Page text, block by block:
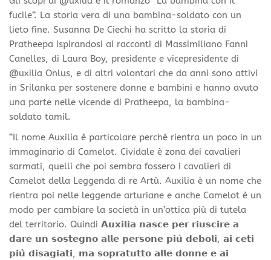
fucile”. La storia vera di una bambina-soldato con un
lieto fine. Susanna De Ciechi ha scritto la storia di
Pratheepa ispirandosi ai racconti di Massimiliano Fanni
Canelles, di Laura Boy, presidente e vicepresidente di
@uxilia Onlus, e di altri volontari che da anni sono attivi
in Srilanka per sostenere donne e bambini e hanno avuto
una parte nelle vicende di Pratheepa, la bambina-
soldato tamil.
“Il nome Auxilia è particolare perché rientra un poco in un
immaginario di Camelot. Cividale è zona dei cavalieri
sarmati, quelli che poi sembra fossero i cavalieri di
Camelot della Leggenda di re Artù. Auxilia è un nome che
rientra poi nelle leggende arturiane e anche Camelot è un
modo per cambiare la società in un’ottica più di tutela
del territorio. Quindi 𝗔𝘂𝘅𝗶𝗹𝗶𝗮 𝗻𝗮𝘀𝗰𝗲 𝗽𝗲𝗿 𝗿𝗶𝘂𝘀𝗰𝗶𝗿𝗲 𝗮
𝗱𝗮𝗿𝗲 𝘂𝗻 𝘀𝗼𝘀𝘁𝗲𝗴𝗻𝗼 𝗮𝗹𝗹𝗲 𝗽𝗲𝗿𝘀𝗼𝗻𝗲 𝗽𝗶𝘂̀ 𝗱𝗲𝗯𝗼𝗹𝗶, 𝗮𝗶 𝗰𝗲𝘁𝗶
𝗽𝗶𝘂̀ 𝗱𝗶𝘀𝗮𝗴𝗶𝗮𝘁𝗶, 𝗺𝗮 𝘀𝗼𝗽𝗿𝗮𝘁𝘂𝘁𝘁𝗼 𝗮𝗹𝗹𝗲 𝗱𝗼𝗻𝗻𝗲 𝗲 𝗮𝗶